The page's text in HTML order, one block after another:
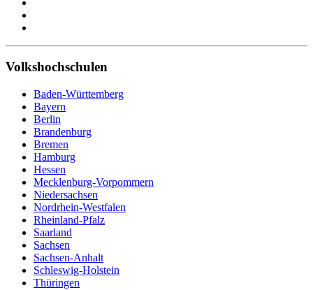
Volkshochschulen
Baden-Württemberg
Bayern
Berlin
Brandenburg
Bremen
Hamburg
Hessen
Mecklenburg-Vorpommern
Niedersachsen
Nordrhein-Westfalen
Rheinland-Pfalz
Saarland
Sachsen
Sachsen-Anhalt
Schleswig-Holstein
Thüringen